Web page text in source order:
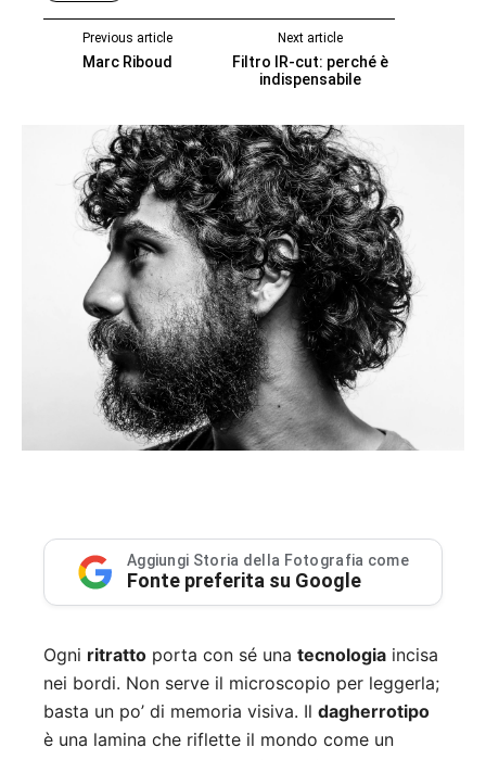
Previous article
Marc Riboud
Next article
Filtro IR-cut: perché è
indispensabile
Aggiungi Storia della Fotografia come
Fonte preferita su Google
Ogni ritratto porta con sé una tecnologia incisa
nei bordi. Non serve il microscopio per leggerla;
basta un po’ di memoria visiva. Il dagherrotipo
è una lamina che riflette il mondo come un